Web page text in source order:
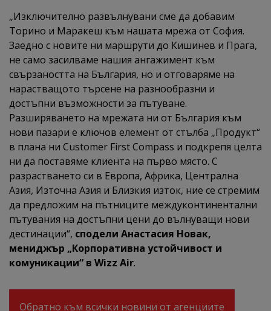
„Изключително развълнувани сме да добавим
Торино и Маракеш към нашата мрежа от София.
Заедно с новите ни маршрути до Кишинев и Прага,
не само засилваме нашия ангажимент към
свързаността на България, но и отговаряме на
нарастващото търсене на разнообразни и
достъпни възможности за пътуване.
Разширяването на мрежата ни от България към
нови пазари е ключов елемент от стълба „Продукт“
в плана ни Customer First Compass и подкрепя целта
ни да поставяме клиента на първо място. С
разрастването си в Европа, Африка, Централна
Азия, Източна Азия и Близкия изток, ние се стремим
да предложим на пътниците междуконтинентални
пътувания на достъпни цени до вълнуващи нови
дестинации“, сподели Анастасия Новак,
мениджър „Корпоративна устойчивост и
комуникации“ в Wizz Air.
Обратно към всички новини от агенциите